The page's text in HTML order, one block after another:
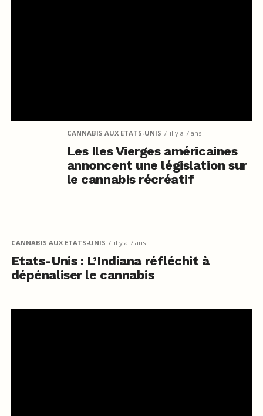
CANNABIS AUX ETATS-UNIS il y a 7 ans
Les Iles Vierges américaines
annoncent une législation sur
le cannabis récréatif
CANNABIS AUX ETATS-UNIS il y a 7 ans
Etats-Unis : L’Indiana réfléchit à
dépénaliser le cannabis